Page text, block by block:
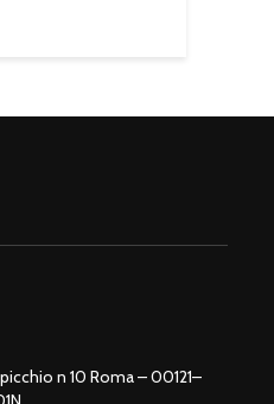
n 10 Roma – 00121–